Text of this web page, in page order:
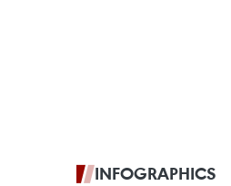
INFOGRAPHICS